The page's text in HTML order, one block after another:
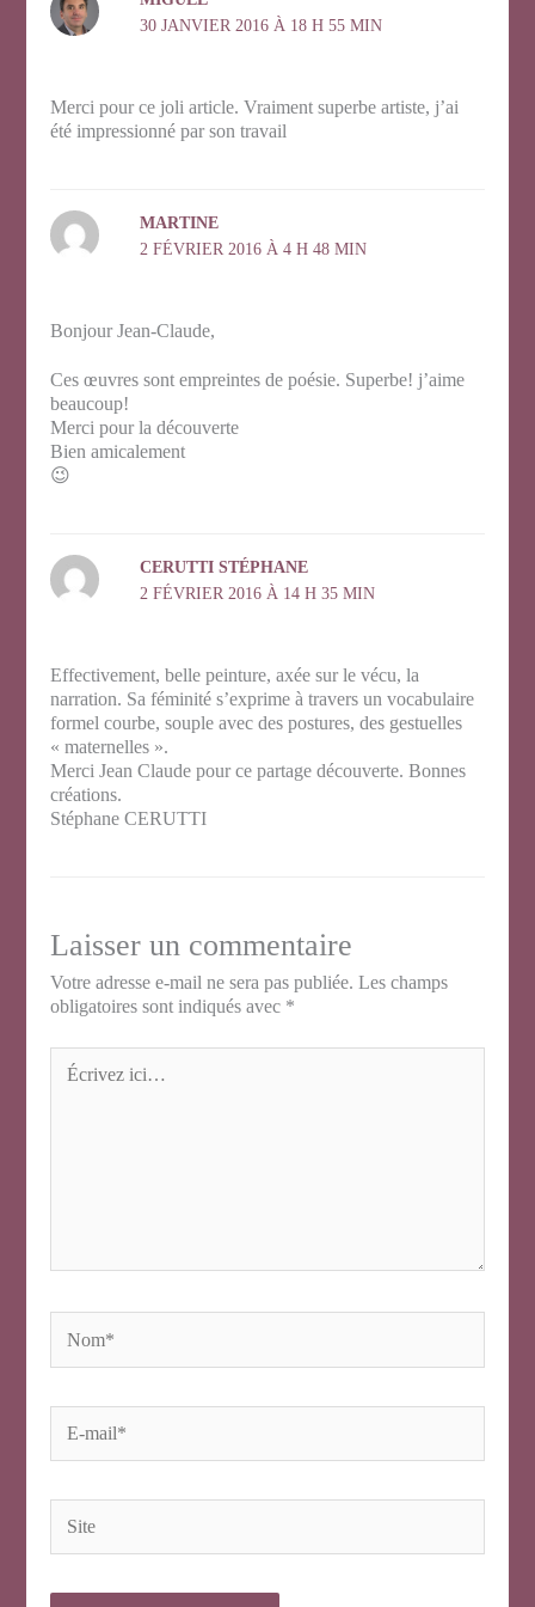
30 JANVIER 2016 À 18 H 55 MIN
Merci pour ce joli article. Vraiment superbe artiste, j’ai
été impressionné par son travail
MARTINE
2 FÉVRIER 2016 À 4 H 48 MIN
Bonjour Jean-Claude,
Ces œuvres sont empreintes de poésie. Superbe! j’aime
beaucoup!
Merci pour la découverte
Bien amicalement
😉
CERUTTI STÉPHANE
2 FÉVRIER 2016 À 14 H 35 MIN
Effectivement, belle peinture, axée sur le vécu, la
narration. Sa féminité s’exprime à travers un vocabulaire
formel courbe, souple avec des postures, des gestuelles
« maternelles ».
Merci Jean Claude pour ce partage découverte. Bonnes
créations.
Stéphane CERUTTI
Laisser un commentaire
Votre adresse e-mail ne sera pas publiée. Les champs
obligatoires sont indiqués avec *
Écrivez
ici…
mail*